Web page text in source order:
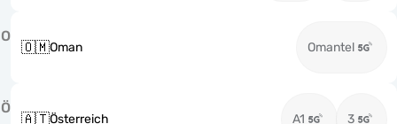
O
🇴🇲Oman Omantel
Ö
🇦🇹Österreich A1 3